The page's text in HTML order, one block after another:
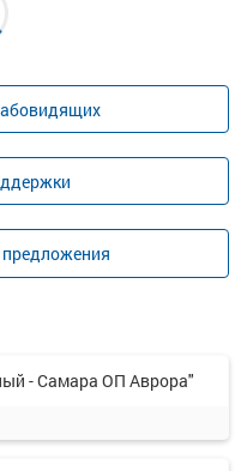
- Самара ОП Аврора"